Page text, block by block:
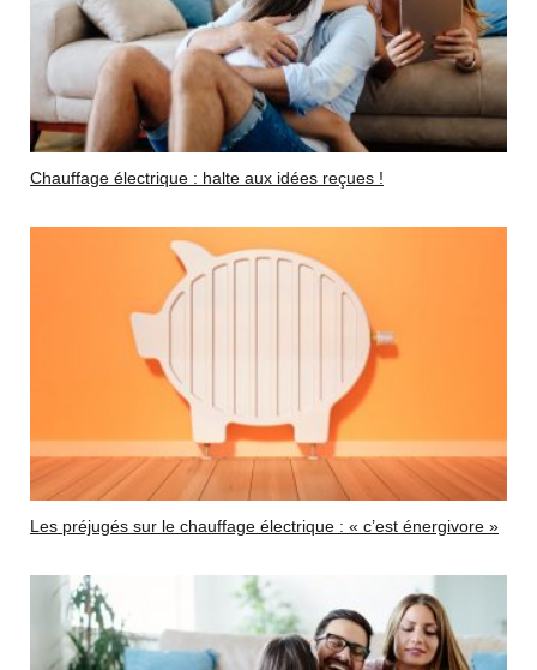
Chauffage électrique : halte aux idées reçues !
Les préjugés sur le chauffage électrique : « c’est énergivore »